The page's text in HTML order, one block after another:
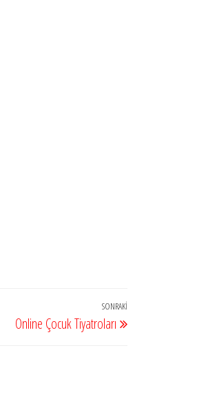
Yazı
SONRAKI
Online Çocuk Tiyatroları